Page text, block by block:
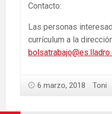
Contacto:
Las personas
currículum a la
6 marzo, 2018 Toni